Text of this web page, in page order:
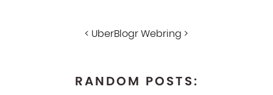
< UberBlogr Webring >
RANDOM POSTS: